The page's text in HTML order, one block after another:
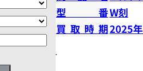
型番W刻
買取時期2025